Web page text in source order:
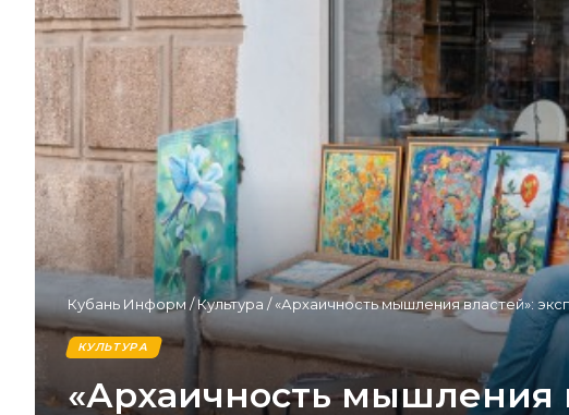
Кубань Информ/Культура /«Архаичность мышления властей»:
КУЛЬТУРА
«Архаичность мышления